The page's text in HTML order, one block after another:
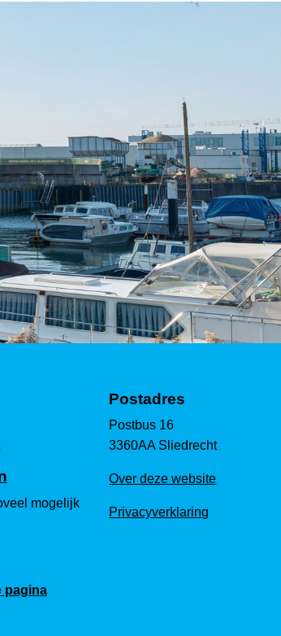
mogelijk
pagina
Postadres
Postbus 16
3360AA Sliedrecht
Over deze website
Privacyverklaring